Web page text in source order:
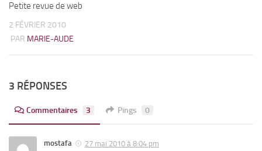
Petite revue de web
2 FÉVRIER 2010
PAR MARIE-AUDE
3 RÉPONSES
Commentaires 3 Pings 0
mostafa 27 mai 2010 à 8:04 pm